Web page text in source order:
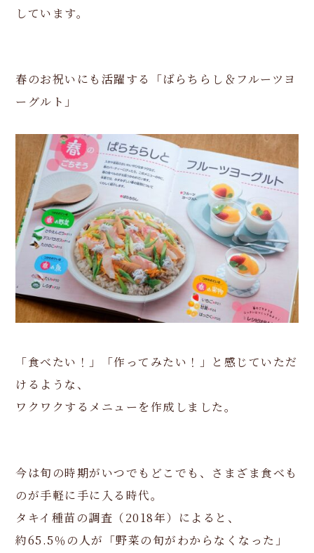
しています。
春のお祝いにも活躍する「ばらちらし＆フルーツヨ
ーグルト」
「食べたい！」「作ってみたい！」と感じていただ
けるような、
ワクワクするメニューを作成しました。
今は旬の時期がいつでもどこでも、さまざま食べも
のが手軽に手に入る時代。
タキイ種苗の調査（2018年）によると、
約65.5％の人が「野菜の旬がわからなくなった」